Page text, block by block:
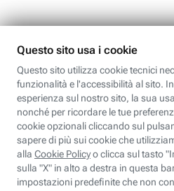
Come scaricare
su Android
Nonostante Facebook
utenti di scaricare i video
si può affidare a diverse
Internet: ecco i migliori